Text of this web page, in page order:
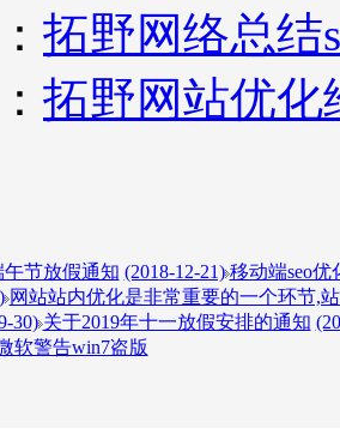
拓野网络总结
拓野网站优化
午节放假通知 (2018-12-21) 移动端seo优
网站站内优化是非常重要的一个环节,
30) 关于2019年十一放假安排的通知
软警告win7盗版